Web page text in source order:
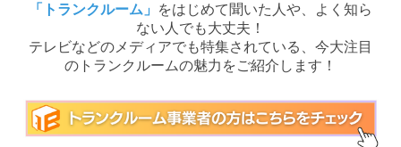
「トランクルーム」
をはじめて聞いた人や、よく知ら
ない人でも大丈夫！
テレビなどのメディアでも特集されている、今大注目
のトランクルームの魅力をご紹介します！